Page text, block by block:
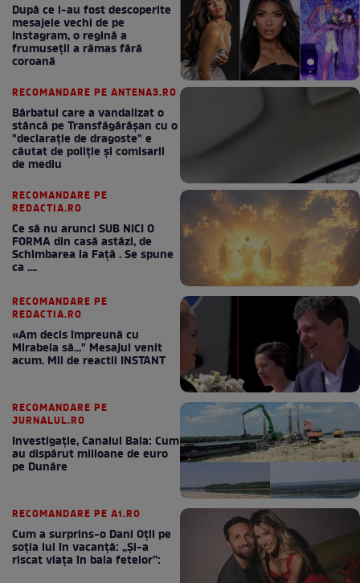
După ce i-au fost descoperite
mesajele vechi de pe
Instagram, o regină a
frumuseții a rămas fără
coroană
RECOMANDARE PE ANTENA3.RO
Bărbatul care a vandalizat o
stâncă pe Transfăgărășan cu o
"declaraţie de dragoste" e
căutat de poliție și comisarii
de mediu
RECOMANDARE PE
REDACTIA.RO
Ce să nu arunci SUB NICI O
FORMA din casă astăzi, de
Schimbarea la Față . Se spune
ca ....
RECOMANDARE PE
REDACTIA.RO
«Am decis împreună cu
Mirabela să..." Mesajul venit
acum. Mii de reactii INSTANT
RECOMANDARE PE
JURNALUL.RO
Investigație, Canalul Bala: Cum
au dispărut milioane de euro
pe Dunăre
RECOMANDARE PE A1.RO
Cum a surprins-o Dani Oțil pe
soția lui în vacanță: „Și-a
riscat viața în baia fetelor”: